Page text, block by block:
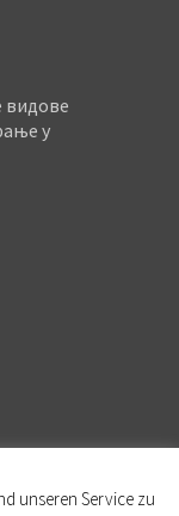
видове
у
Сва
unseren Service zu